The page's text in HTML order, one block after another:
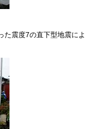
た震度7の直下型地震によ